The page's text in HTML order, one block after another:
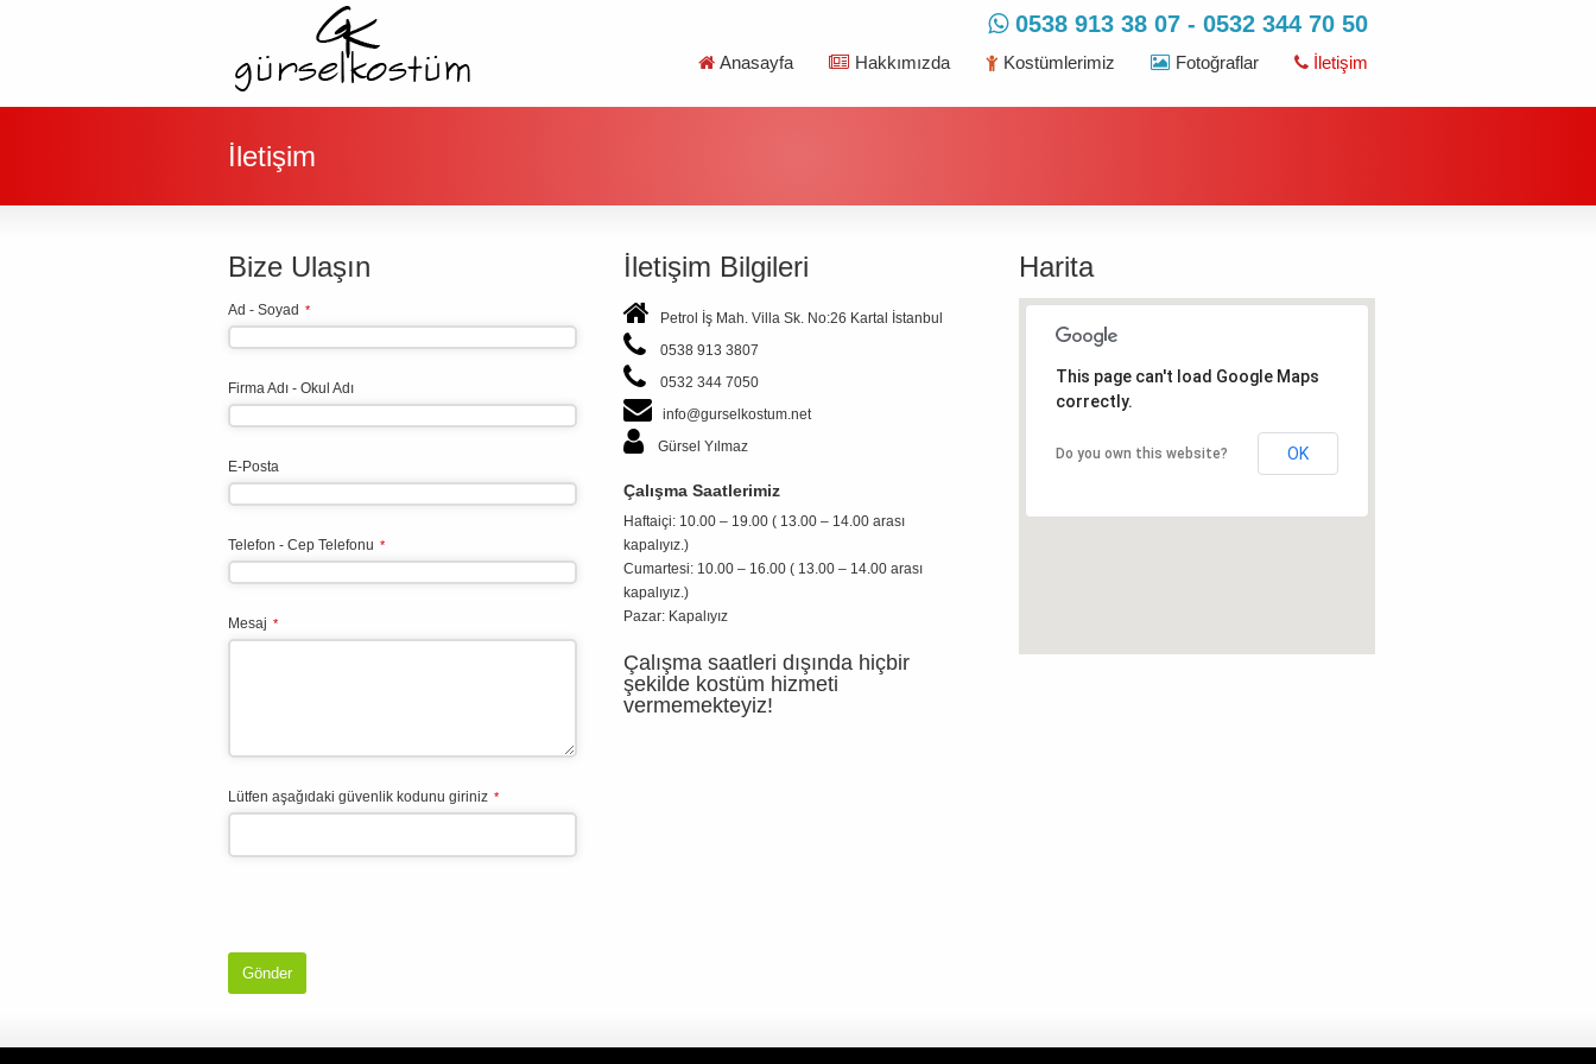
0538 913 38 07 - 0532 344 70 50
Anasayfa Hakkımızda Kostümlerimiz Fotoğraflar İletişim
İletişim
Bize Ulaşın
Ad - Soyad *
Firma Adı - Okul Adı
E-Posta
Telefon - Cep Telefonu *
Mesaj *
Lütfen aşağıdaki güvenlik kodunu giriniz *
Gönder
field
İletişim Bilgileri
Petrol İş Mah. Villa Sk. No:26 Kartal İstanbul
0538 913 3807
0532 344 7050
info@gurselkostum.net
Gürsel Yılmaz
Çalışma Saatlerimiz
Haftaiçi: 10.00 – 19.00 ( 13.00 – 14.00 arası
kapalıyız.)
Cumartesi: 10.00 – 16.00 ( 13.00 – 14.00 arası
kapalıyız.)
Pazar: Kapalıyız
Çalışma saatleri dışında hiçbir
şekilde kostüm hizmeti
vermemekteyiz!
Harita
This page can't load Google Maps
correctly.
Do you own this website? OK